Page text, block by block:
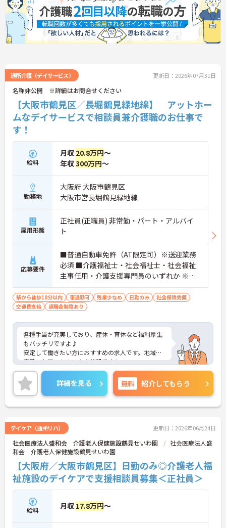
通所介護（デイサービス） 更新日：2026年07月31日
名称非公開 ※詳細はお問合せください
【大阪市鶴見区／長堀鶴見緑地線】 アットホー
ムなデイサービスで相談員兼介護職のお仕事で
す！
給料
月収 20.8万円～
年収300万円～
勤務地
大阪府 大阪市鶴見区
大阪市営長堀鶴見緑地線
雇用形態
正社員(正職員) 非常勤・パート・アルバイ
ト
応募要件
■普通自動車免許（AT限定可）※送迎業務
必須 ■介護福祉士・社会福祉士・社会福祉
主事任用・介護支援専門員のいずれか ※非
常勤の方は週1日以上勤務できる方
駅から徒歩10分以内 車通勤可 残業少なめ 日勤のみ
社会保険完備
交通費支給
退職金制度あり
各種手当が充実しており、産休・育休など福利厚生
もバッチリですよ♪
安定して働きたい方におすすめの求人です。地域に
密着したアットホームな施設です！
アットホームで居心地の良い職場なのですぐに馴染
めますよ♪
ご興味をお持ちの方はまずマイナビまでお問い合わ
せください！
詳細を見る 無料 紹介してもらう
デイケア（通所リハ） 更新日：2026年06月24日
社会医療法人盛和会 介護老人保健施設鶴見せいわ園
社会医療法人盛
和会 介護老人保健施設鶴見せいわ園
【大阪府／大阪市鶴見区】日勤のみ◎介護老人福
祉施設のデイケアで支援相談員募集＜正社員＞
給料 月収 17.8万円～